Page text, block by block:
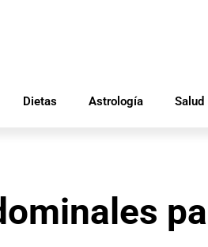
Dietas Astrología Salud